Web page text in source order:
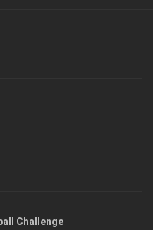
Challenge